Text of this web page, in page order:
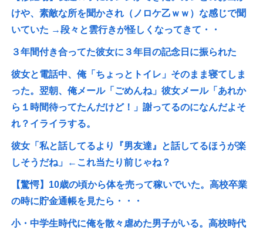
けや、素敵な所を聞かされ（ノロケ乙ｗｗ）な感じで聞
いていた →段々と雲行きが怪しくなってきて・・
３年間付き合ってた彼女に３年目の記念日に振られた
彼女と電話中、俺「ちょっとトイレ」そのまま寝てしま
った。翌朝、俺メール「ごめんね」彼女メール「あれか
ら１時間待ってたんだけど！」謝ってるのになんだよそ
れ？イライラする。
彼女「私と話してるより『男友達』と話してるほうが楽
しそうだね」←これ当たり前じゃね？
【驚愕】10歳の頃から体を売って稼いでいた。高校卒業
の時に貯金通帳を見たら・・・
小・中学生時代に俺を散々虐めた男子がいる。高校時代